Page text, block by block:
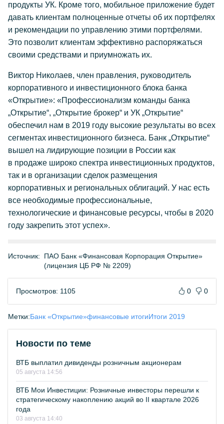
продукты УК. Кроме того, мобильное приложение будет
давать клиентам полноценные отчеты об их портфелях
и рекомендации по управлению этими портфелями.
Это позволит клиентам эффективно распоряжаться
своими средствами и приумножать их.
Виктор Николаев, член правления, руководитель
корпоративного и инвестиционного блока банка
«Открытие»: «Профессионализм команды банка
„Открытие“, „Открытие брокер“ и УК „Открытие“
обеспечил нам в 2019 году высокие результаты во всех
сегментах инвестиционного бизнеса. Банк „Открытие“
вышел на лидирующие позиции в России как
в продаже широко спектра инвестиционных продуктов,
так и в организации сделок размещения
корпоративных и региональных облигаций. У нас есть
все необходимые профессиональные,
технологические и финансовые ресурсы, чтобы в 2020
году закрепить этот успех».
Источник:
ПАО Банк «Финансовая Корпорация Открытие»
(лицензия ЦБ РФ № 2209)
Просмотров: 1105 0 0
Метки:Банк «Открытие»финансовые итогиИтоги 2019
Новости по теме
ВТБ выплатил дивиденды розничным акционерам
05 августа 14:56
ВТБ Мои Инвестиции: Розничные инвесторы перешли к
стратегическому накоплению акций во II квартале 2026
года
03 августа 14:40